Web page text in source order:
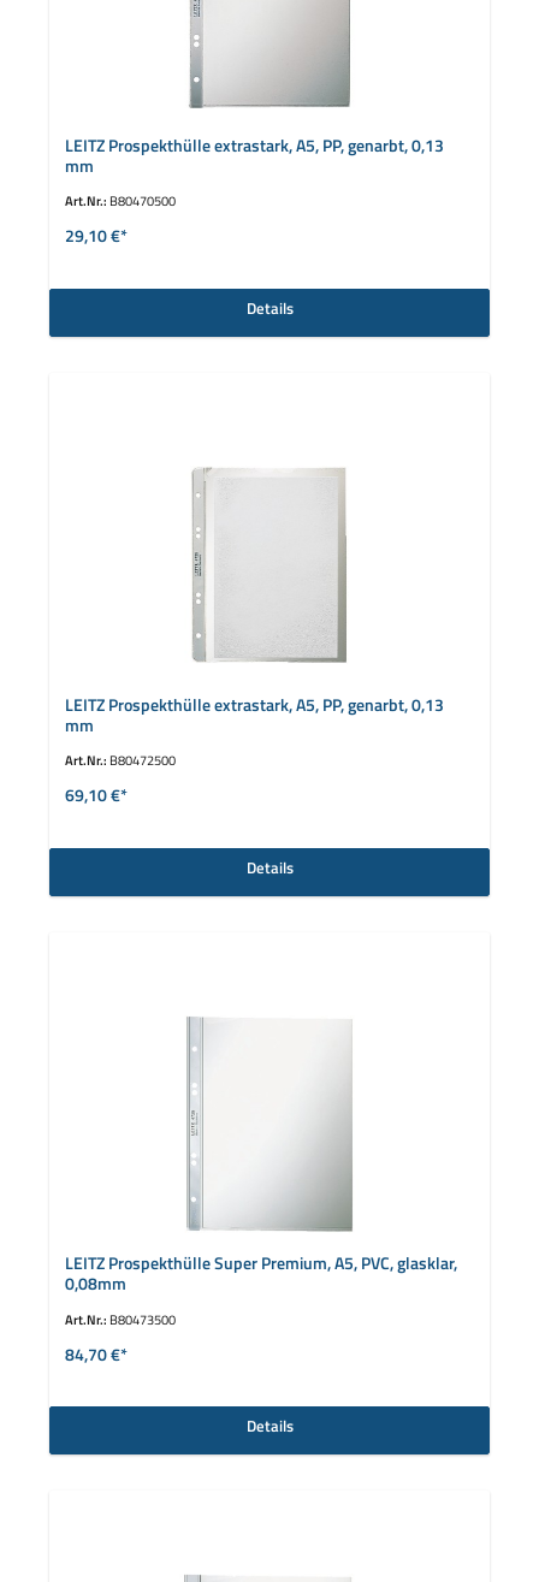
LEITZ Prospekthülle extrastark, A5, PP, genarbt, 0,13
mm
Art.Nr.: B80470500
29,10 €*
Details
LEITZ Prospekthülle extrastark, A5, PP, genarbt, 0,13
mm
Art.Nr.: B80472500
69,10 €*
Details
LEITZ Prospekthülle Super Premium, A5, PVC, glasklar,
0,08mm
Art.Nr.: B80473500
84,70 €*
Details